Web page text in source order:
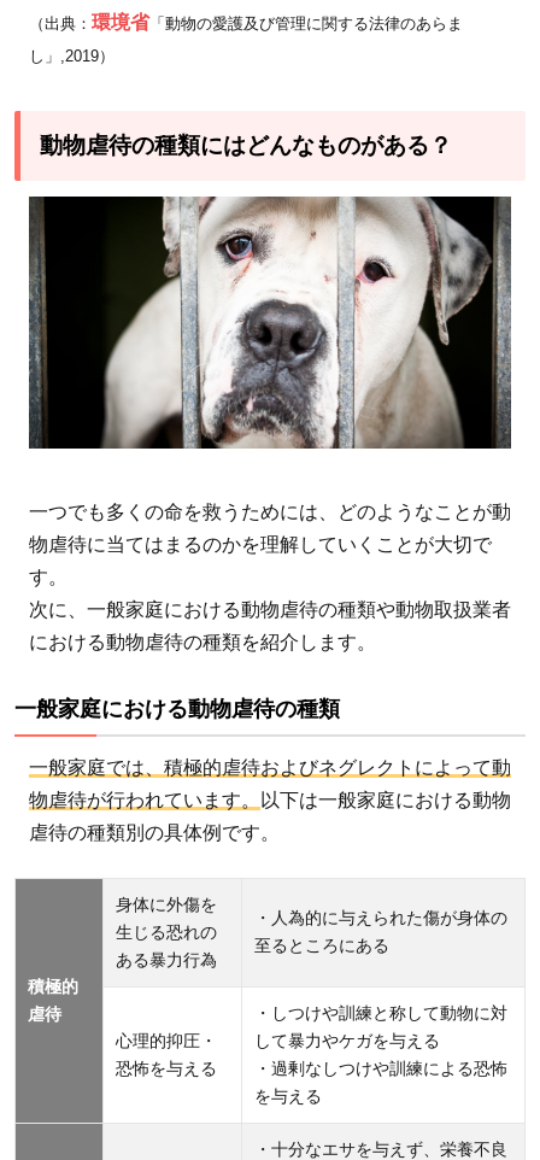
にす
動物
きモ
ラル
とマ
ナー
3.2
虐待
を防
めに
確認
きポ
イン
ト
3.3
動物
を見
つけ
たと
きは
4
愛
（出典： 環境省「動物の愛護及び管理に関する法律のあらま
し」,2019）
動物虐待の種類にはどんなものがある？
一つでも多くの命を救うためには、どのようなことが動
物虐待に当てはまるのかを理解していくことが大切で
す。
次に、一般家庭における動物虐待の種類や動物取扱業者
における動物虐待の種類を紹介します。
一般家庭における動物虐待の種類
一般家庭では、積極的虐待およびネグレクトによって動
物虐待が行われています。
以下は一般家庭における動物
虐待の種類別の具体例です。
積極的
虐待
身体に外傷を
生じる恐れの
ある暴力行為
・人為的に与えられた傷が身体の
至るところにある
心理的抑圧・
恐怖を与える
・しつけや訓練と称して動物に対
して暴力やケガを与える
・過剰なしつけや訓練による恐怖
を与える
・十分なエサを与えず、栄養不良